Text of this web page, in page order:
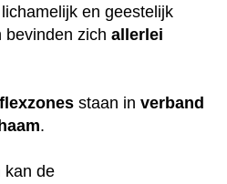
en geestelijk
bevinden zich allerlei
staan in verband
.
kan de